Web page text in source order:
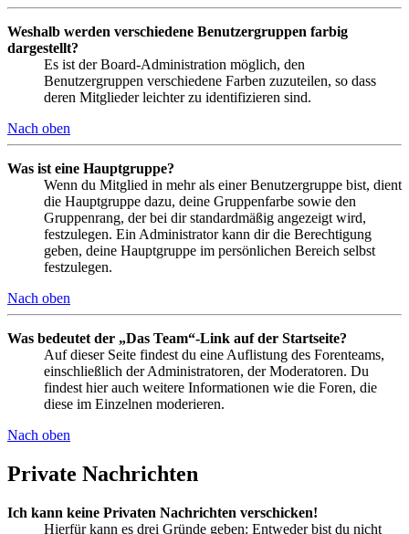
Weshalb werden verschiedene Benutzergruppen farbig
dargestellt?
Es ist der Board-Administration möglich, den
Benutzergruppen verschiedene Farben zuzuteilen, so dass
deren Mitglieder leichter zu identifizieren sind.
Nach oben
Was ist eine Hauptgruppe?
Wenn du Mitglied in mehr als einer Benutzergruppe bist, dient
die Hauptgruppe dazu, deine Gruppenfarbe sowie den
Gruppenrang, der bei dir standardmäßig angezeigt wird,
festzulegen. Ein Administrator kann dir die Berechtigung
geben, deine Hauptgruppe im persönlichen Bereich selbst
festzulegen.
Nach oben
Was bedeutet der „Das Team“-Link auf der Startseite?
Auf dieser Seite findest du eine Auflistung des Forenteams,
einschließlich der Administratoren, der Moderatoren. Du
findest hier auch weitere Informationen wie die Foren, die
diese im Einzelnen moderieren.
Nach oben
Private Nachrichten
Ich kann keine Privaten Nachrichten verschicken!
Hierfür kann es drei Gründe geben: Entweder bist du nicht